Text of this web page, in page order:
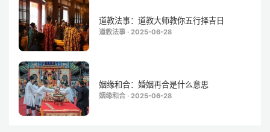
道教法事：道教大师教你五行择吉日
道教法事 · 2025-06-28
姻缘和合：婚姻再合是什么意思
姻缘和合 · 2025-06-28